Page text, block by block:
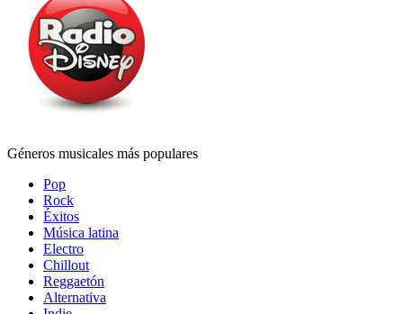
Géneros musicales más populares
Pop
Rock
Éxitos
Música latina
Electro
Chillout
Reggaetón
Alternativa